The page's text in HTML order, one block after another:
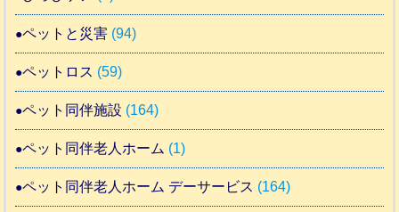
ペットと災害 (94)
ペットロス (59)
ペット同伴施設 (164)
ペット同伴老人ホーム (1)
ペット同伴老人ホーム デーサービス (164)